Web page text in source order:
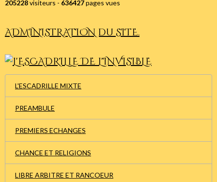
205228visiteurs - 636427pages vues
ADMINISTRATION du SITE.
L'ESCADRILLE MIXTE
PREAMBULE
PREMIERS ECHANGES
CHANCE ET RELIGIONS
LIBRE ARBITRE ET RANCOEUR